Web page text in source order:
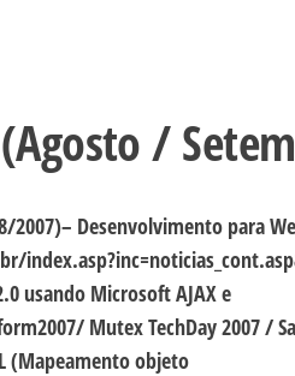
/
Desenvolvimento para
usando Microsoft AJAX e
Mutex TechDay 2007 /
(Mapeamento objeto